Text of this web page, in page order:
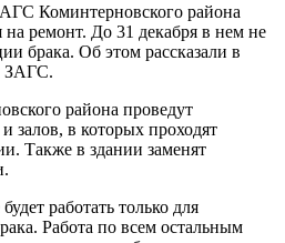
Коминтерновского района
ремонт. До 31 декабря в нем не
брака. Об этом рассказали в
ЗАГС.
района проведут
залов, в которых проходят
Также в здании заменят
работать только для
Работа по всем остальным